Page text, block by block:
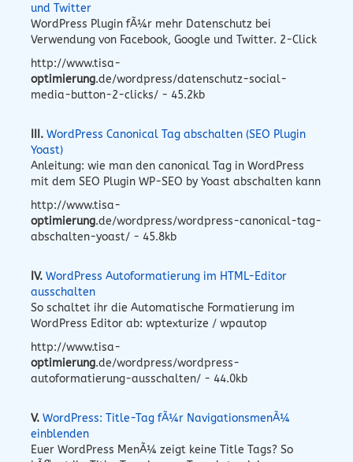
und Twitter
WordPress Plugin fÃ¼r mehr Datenschutz bei
Verwendung von Facebook, Google und Twitter. 2-Click
http://www.tisa-
optimierung.de/wordpress/datenschutz-social-
media-button-2-clicks/ - 45.2kb
III. WordPress Canonical Tag abschalten (SEO Plugin
Yoast)
Anleitung: wie man den canonical Tag in WordPress
mit dem SEO Plugin WP-SEO by Yoast abschalten kann
http://www.tisa-
optimierung.de/wordpress/wordpress-canonical-tag-
abschalten-yoast/ - 45.8kb
IV. WordPress Autoformatierung im HTML-Editor
ausschalten
So schaltet ihr die Automatische Formatierung im
WordPress Editor ab: wptexturize / wpautop
http://www.tisa-
optimierung.de/wordpress/wordpress-
autoformatierung-ausschalten/ - 44.0kb
V. WordPress: Title-Tag fÃ¼r NavigationsmenÃ¼
einblenden
Euer WordPress MenÃ¼ zeigt keine Title Tags? So